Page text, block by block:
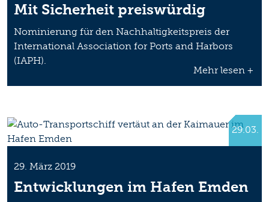
Mit Sicherheit preiswürdig
Nominierung für den Nachhaltigkeitspreis der
International Association for Ports and Harbors
(IAPH).
Mehr lesen +
29.03.
29. März 2019
Entwicklungen im Hafen Emden